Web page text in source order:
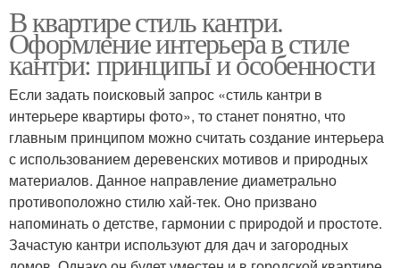
В квартире стиль кантри.
Оформление интерьера в стиле
кантри: принципы и особенности
Если задать поисковый запрос «стиль кантри в
интерьере квартиры фото», то станет понятно, что
главным принципом можно считать создание интерьера
с использованием деревенских мотивов и природных
материалов. Данное направление диаметрально
противоположно стилю хай-тек. Оно призвано
напоминать о детстве, гармонии с природой и простоте.
Зачастую кантри используют для дач и загородных